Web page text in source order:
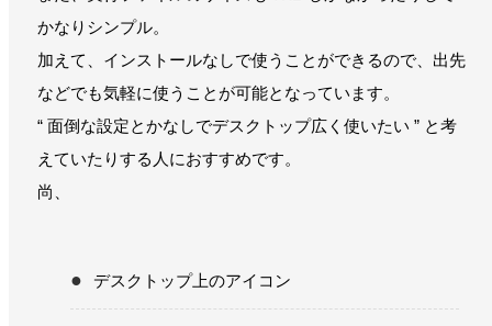
かなりシンプル。
加えて、インストールなしで使うことができるので、出先
などでも気軽に使うことが可能となっています。
“ 面倒な設定とかなしでデスクトップ広く使いたい ” と考
えていたりする人におすすめです。
尚、
デスクトップ上のアイコン